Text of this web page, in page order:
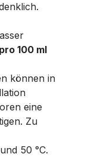
100 ml
können in
eine
Zu
50 °C.